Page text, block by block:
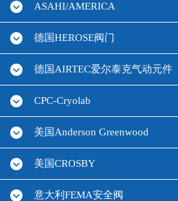
ASAHI/AMERICA
德国HEROSE阀门
德国AIRTEC爱尔泰克气动元件
CPC-Cryolab
美国Anderson Greenwood
美国CROSBY
意大利FEMA安全阀